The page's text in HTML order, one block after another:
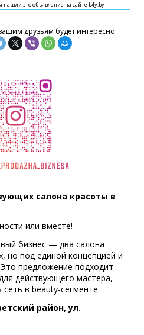
это объявление на сайте b4y.by
друзьям будет интересно:
салона красоты в
или вместе!
бизнес — два салона
но под единой концепцией и
предложение подходит
действующего мастера,
в beauty-сегменте.
район, ул.